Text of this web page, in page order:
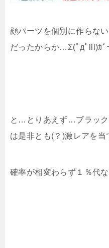
顔パーツを個別に作らな
だったからか…Σ(ﾟдﾟlll)ｶﾞ
と…とりあえず…ブラッ
は是非とも(？)激レアを当
確率が相変わらず１％代